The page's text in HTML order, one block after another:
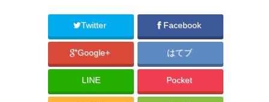
Twitter Facebook
Google+ はてブ
LINE Pocket